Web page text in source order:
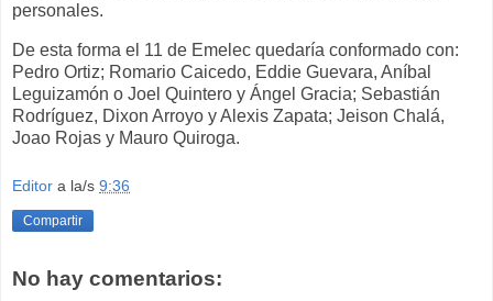
personales.
De esta forma el 11 de Emelec quedaría conformado con:
Pedro Ortiz; Romario Caicedo, Eddie Guevara, Aníbal
Leguizamón o Joel Quintero y Ángel Gracia; Sebastián
Rodríguez, Dixon Arroyo y Alexis Zapata; Jeison Chalá,
Joao Rojas y Mauro Quiroga.
Editor a la/s 9:36
Compartir
No hay comentarios: